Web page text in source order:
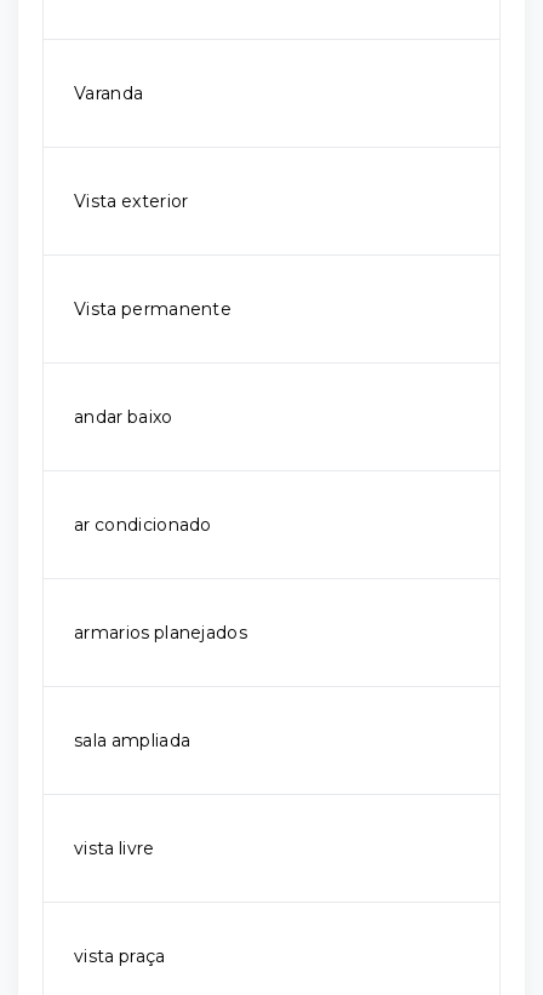
Varanda
Vista exterior
Vista permanente
andar baixo
ar condicionado
armarios planejados
sala ampliada
vista livre
vista praça